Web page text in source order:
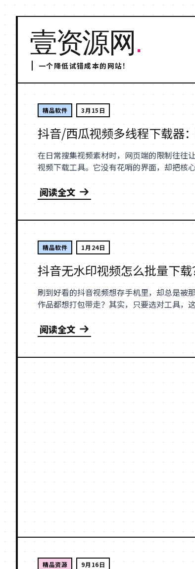
壹资源网.
一个降低试错成本的网站！
精品软件 3月15日
抖音/西瓜视频多线程下载器
在日常搜集视频素材时，网页端的限制往
视频下载工具。它没有花哨的界面，却把核
阅读全文
精品软件 1月24日
抖音无水印视频怎么批量下
刷到好看的抖音视频想存手机里，却总是
作品都想打包带走？其实，只要选对工具，
阅读全文
精品资源 9月16日